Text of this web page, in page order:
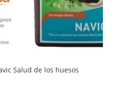
Salud de los huesos